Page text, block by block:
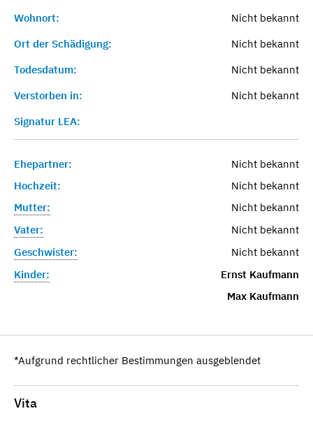
Wohnort:
Nicht bekannt
Ort der Schädigung:
Nicht bekannt
Todesdatum:
Nicht bekannt
Verstorben in:
Nicht bekannt
Signatur LEA:
Ehepartner:
Nicht bekannt
Hochzeit:
Nicht bekannt
Mutter:
Nicht bekannt
Vater:
Nicht bekannt
Geschwister:
Nicht bekannt
Kinder:
Ernst Kaufmann
Max Kaufmann
*Aufgrund rechtlicher Bestimmungen ausgeblendet
Vita